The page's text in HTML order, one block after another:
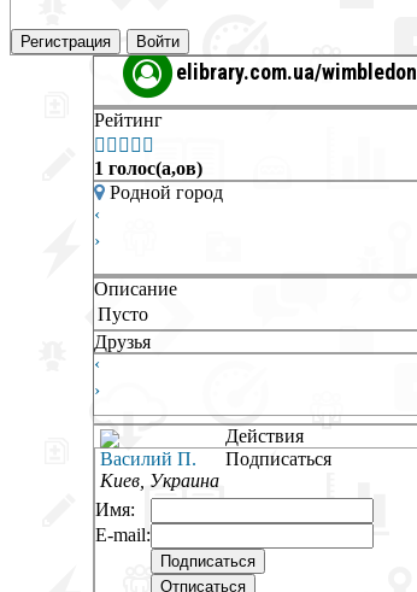
Регистрация Войти
elibrary.com.ua/wimbledon
Рейтинг
    
1 голос(а,ов)
Родной город
‹
›
Описание
Пусто
Друзья
‹
›
Василий П.
Киев, Украина
Действия
Подписаться
Имя:
E-mail: